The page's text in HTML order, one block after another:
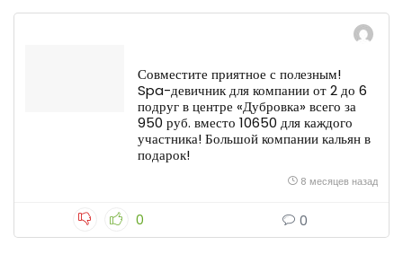
Совместите приятное с полезным!
Spa-девичник для компании от 2 до 6
подруг в центре «Дубровка» всего за
950 руб. вместо 10650 для каждого
участника! Большой компании кальян в
подарок!
8 месяцев назад
0 0